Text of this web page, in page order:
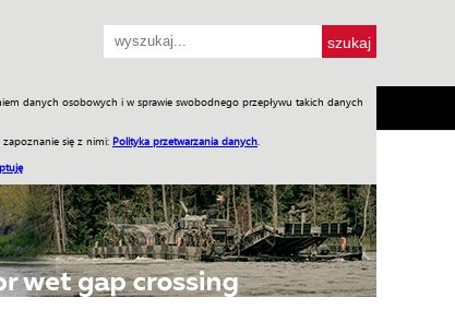
danych osobowych i w sprawie swobodnego przepływu takich danych
się z nimi: Polityka przetwarzania danych
SKLEP Jednodniówki Praca w WIW